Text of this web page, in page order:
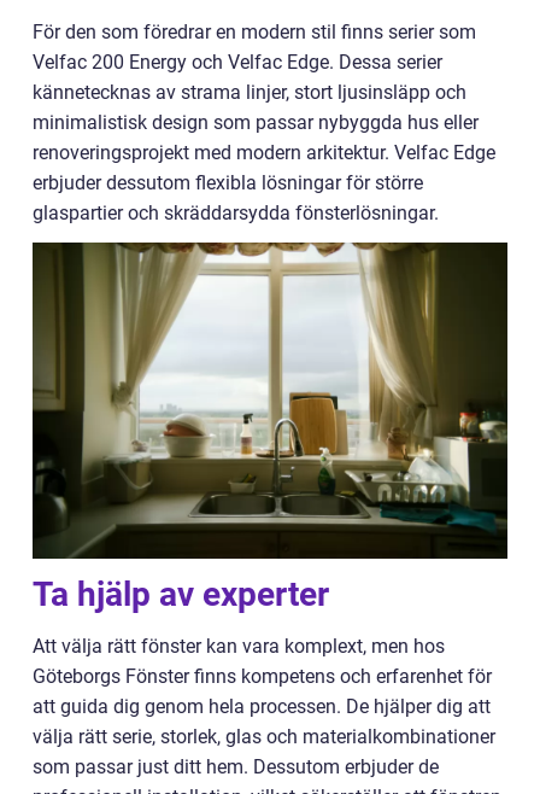
För den som föredrar en modern stil finns serier som
Velfac 200 Energy och Velfac Edge. Dessa serier
kännetecknas av strama linjer, stort ljusinsläpp och
minimalistisk design som passar nybyggda hus eller
renoveringsprojekt med modern arkitektur. Velfac Edge
erbjuder dessutom flexibla lösningar för större
glaspartier och skräddarsydda fönsterlösningar.
Ta hjälp av experter
Att välja rätt fönster kan vara komplext, men hos
Göteborgs Fönster finns kompetens och erfarenhet för
att guida dig genom hela processen. De hjälper dig att
välja rätt serie, storlek, glas och materialkombinationer
som passar just ditt hem. Dessutom erbjuder de